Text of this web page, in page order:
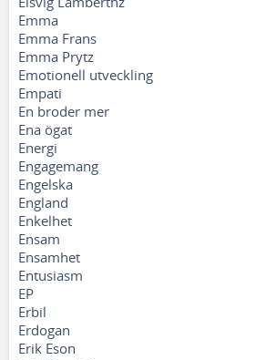
Emma
Emma Frans
Emma Prytz
Emotionell utveckling
Empati
En broder mer
Ena ögat
Energi
Engagemang
Engelska
England
Enkelhet
Ensam
Ensamhet
Entusiasm
EP
Erbil
Erdogan
Erik Eson